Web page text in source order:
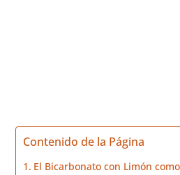
Contenido de la Página
El Bicarbonato con Limón